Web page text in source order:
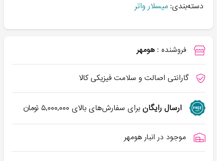
دسته‌بندی: میسلار واتر
فروشنده : هومهر
گارانتی اصالت و سلامت فیزیکی کالا
ارسال رایگانبرای سفارش‌های بالای ۵,۰۰۰,۰۰۰تومان
موجود در انبار هومهر